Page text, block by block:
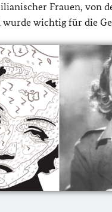
Frauen, von
wichtig für die